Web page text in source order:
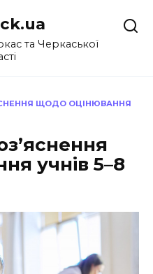
та Черкаської
ЩОДО ОЦІНЮВАННЯ
учнів 5–8